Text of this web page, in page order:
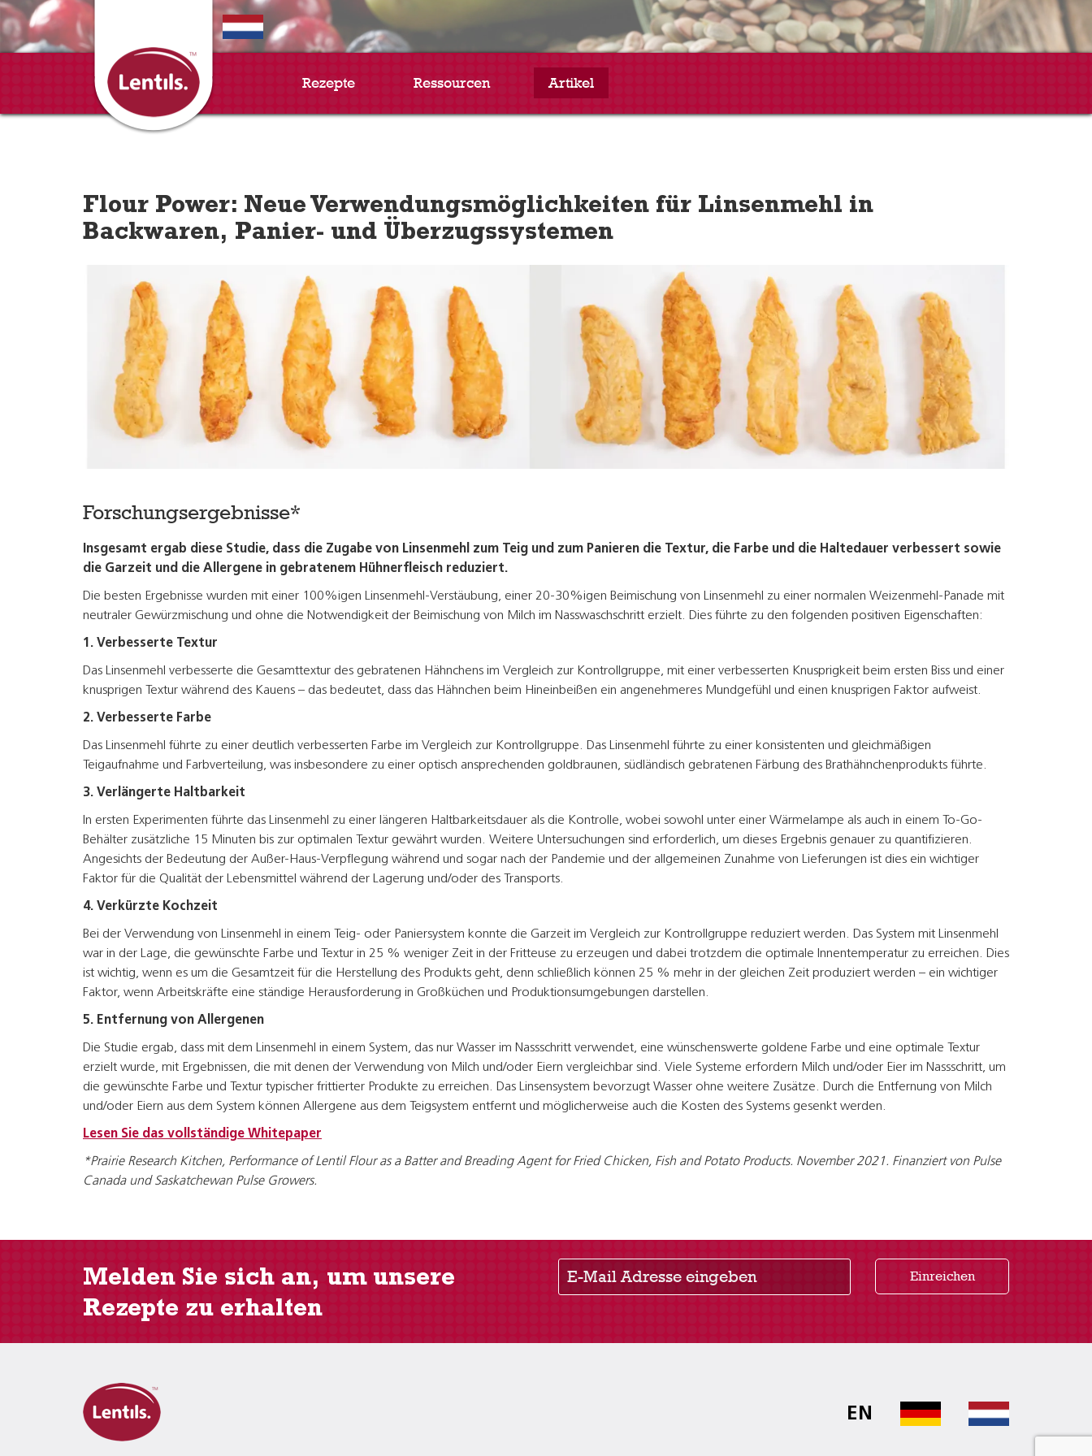
Rezepte Ressourcen Artikel
Flour Power: Neue Verwendungsmöglichkeiten für Linsenmehl in
Backwaren, Panier- und Überzugssystemen
Forschungsergebnisse*
Insgesamt ergab diese Studie, dass die Zugabe von Linsenmehl zum Teig und zum Panieren die Textur, die Farbe und die Haltedauer verbessert sowie
die Garzeit und die Allergene in gebratenem Hühnerfleisch reduziert.
Die besten Ergebnisse wurden mit einer 100%igen Linsenmehl-Verstäubung, einer 20-30%igen Beimischung von Linsenmehl zu einer normalen Weizenmehl-Panade mit
neutraler Gewürzmischung und ohne die Notwendigkeit der Beimischung von Milch im Nasswaschschritt erzielt. Dies führte zu den folgenden positiven Eigenschaften:
1. Verbesserte Textur
Das Linsenmehl verbesserte die Gesamttextur des gebratenen Hähnchens im Vergleich zur Kontrollgruppe, mit einer verbesserten Knusprigkeit beim ersten Biss und einer
knusprigen Textur während des Kauens – das bedeutet, dass das Hähnchen beim Hineinbeißen ein angenehmeres Mundgefühl und einen knusprigen Faktor aufweist.
2. Verbesserte Farbe
Das Linsenmehl führte zu einer deutlich verbesserten Farbe im Vergleich zur Kontrollgruppe. Das Linsenmehl führte zu einer konsistenten und gleichmäßigen
Teigaufnahme und Farbverteilung, was insbesondere zu einer optisch ansprechenden goldbraunen, südländisch gebratenen Färbung des Brathähnchenprodukts führte.
3. Verlängerte Haltbarkeit
In ersten Experimenten führte das Linsenmehl zu einer längeren Haltbarkeitsdauer als die Kontrolle, wobei sowohl unter einer Wärmelampe als auch in einem To-Go-
Behälter zusätzliche 15 Minuten bis zur optimalen Textur gewährt wurden. Weitere Untersuchungen sind erforderlich, um dieses Ergebnis genauer zu quantifizieren.
Angesichts der Bedeutung der Außer-Haus-Verpflegung während und sogar nach der Pandemie und der allgemeinen Zunahme von Lieferungen ist dies ein wichtiger
Faktor für die Qualität der Lebensmittel während der Lagerung und/oder des Transports.
4. Verkürzte Kochzeit
Bei der Verwendung von Linsenmehl in einem Teig- oder Paniersystem konnte die Garzeit im Vergleich zur Kontrollgruppe reduziert werden. Das System mit Linsenmehl
war in der Lage, die gewünschte Farbe und Textur in 25 % weniger Zeit in der Fritteuse zu erzeugen und dabei trotzdem die optimale Innentemperatur zu erreichen. Dies
ist wichtig, wenn es um die Gesamtzeit für die Herstellung des Produkts geht, denn schließlich können 25 % mehr in der gleichen Zeit produziert werden – ein wichtiger
Faktor, wenn Arbeitskräfte eine ständige Herausforderung in Großküchen und Produktionsumgebungen darstellen.
5. Entfernung von Allergenen
Die Studie ergab, dass mit dem Linsenmehl in einem System, das nur Wasser im Nassschritt verwendet, eine wünschenswerte goldene Farbe und eine optimale Textur
erzielt wurde, mit Ergebnissen, die mit denen der Verwendung von Milch und/oder Eiern vergleichbar sind. Viele Systeme erfordern Milch und/oder Eier im Nassschritt, um
die gewünschte Farbe und Textur typischer frittierter Produkte zu erreichen. Das Linsensystem bevorzugt Wasser ohne weitere Zusätze. Durch die Entfernung von Milch
und/oder Eiern aus dem System können Allergene aus dem Teigsystem entfernt und möglicherweise auch die Kosten des Systems gesenkt werden.
Lesen Sie das vollständige Whitepaper
*Prairie Research Kitchen, Performance of Lentil Flour as a Batter and Breading Agent for Fried Chicken, Fish and Potato Products. November 2021. Finanziert von Pulse
Canada und Saskatchewan Pulse Growers.
Melden Sie sich an, um unsere
Rezepte zu erhalten
E-Mail Adresse eingeben
Einreichen
EN